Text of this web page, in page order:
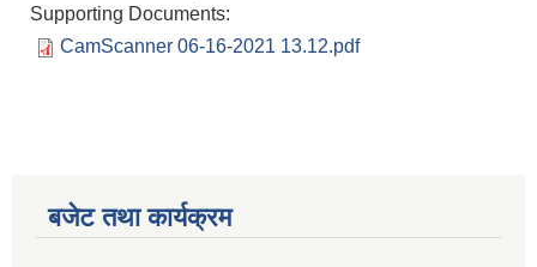
Supporting Documents:
CamScanner 06-16-2021 13.12.pdf
बजेट तथा कार्यक्रम